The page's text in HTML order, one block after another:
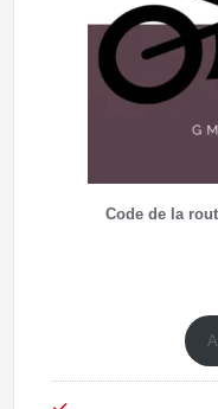
Code de la